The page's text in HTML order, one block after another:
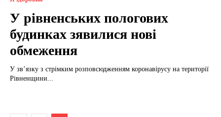
У рівненських пологових
будинках зявилися нові
обмеження
У зв’язку з стрімким розповсюдженням коронавірусу на території
Рівненщини...